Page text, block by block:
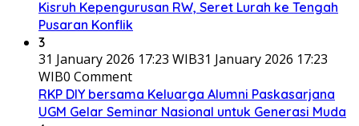
Kisruh Kepengurusan RW, Seret Lurah ke Tengah
Pusaran Konflik
3
31 January 2026 17:23 WIB31 January 2026 17:23
WIB0 Comment
RKP DIY bersama Keluarga Alumni Paskasarjana
UGM Gelar Seminar Nasional untuk Generasi Muda